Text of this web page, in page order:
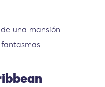
una mansión